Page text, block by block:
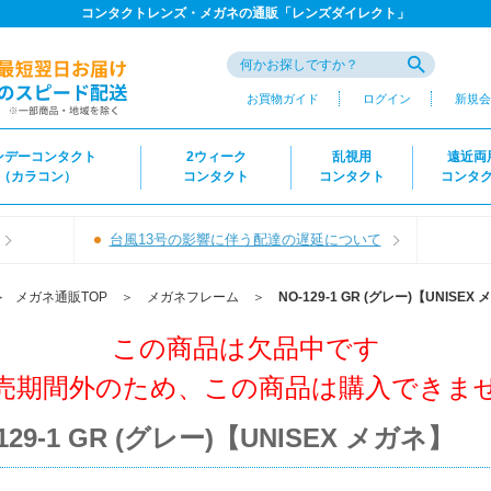
コンタクトレンズ・メガネの通販「レンズダイレクト」
お買物ガイド ログイン 新規
デーコンタクト
カラコン）
2ウィーク
コンタクト
乱視用
コンタクト
遠近両
コンタ
台風13号の影響に伴う配達の遅延について
メガネ通販TOP ＞ メガネフレーム ＞ NO-129-1 GR (グレー)【UNISEX
この商品は欠品中です
期間外のため、この商品は購入できま
1 GR (グレー)【UNISEX メガネ】